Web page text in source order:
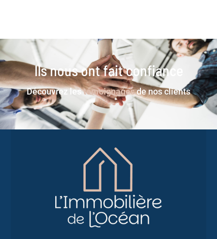
Ils nous ont fait confiance
Découvrez lestémoignagesde nos clients